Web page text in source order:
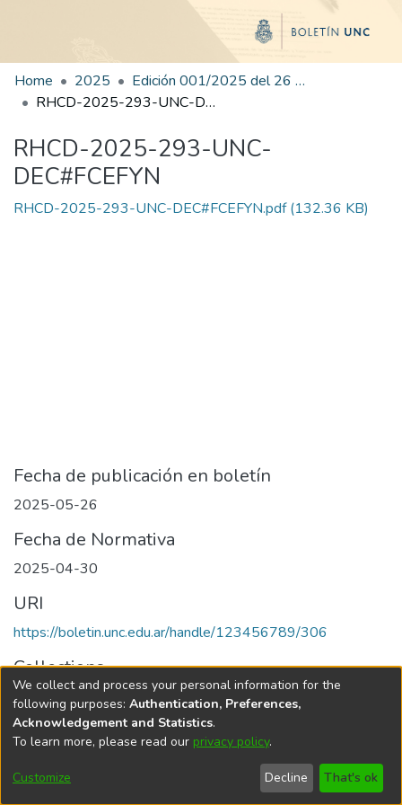
Home 2025
Edición 001/2025 del 26 de mayo de 2025
RHCD-2025-293-UNC-DEC#FCEFYN
RHCD-2025-293-UNC-
DEC#FCEFYN
RHCD-2025-293-UNC-DEC#FCEFYN.pdf(132.36 KB)
Fecha de publicación en boletín
2025-05-26
Fecha de Normativa
2025-04-30
URI
https://boletin.unc.edu.ar/handle/123456789/306
Collections
Edición 001/2025 del 26 de mayo de 2025
Universidad Nacional de Córdoba
We collect and process your personal information for the
following purposes: Authentication, Preferences,
Acknowledgement and Statistics.
To learn more, please read our privacy policy.
Customize Decline That's ok